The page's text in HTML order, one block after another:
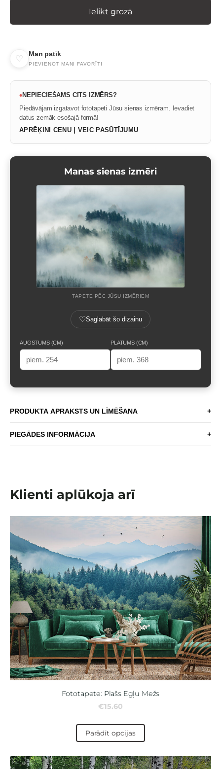
Ielikt grozā
♡ Man patīk
PIEVIENOT MANI FAVORĪTI
•NEPIECIEŠAMS CITS IZMĒRS?
Piedāvājam izgatavot fototapeti Jūsu sienas izmēram. Ievadiet
datus zemāk esošajā formā!
APRĒĶINI CENU | VEIC PASŪTĪJUMU
Manas sienas izmēri
TAPETE PĒC JŪSU IZMĒRIEM
♡Saglabāt šo dizainu
AUGSTUMS (CM) PLATUMS (CM)
PRODUKTA APRAKSTS UN LĪMĒŠANA +
PIEGĀDES INFORMĀCIJA +
Klienti aplūkoja arī
Fototapete: Plašs Egļu Mežs
€15.60
Parādīt opcijas